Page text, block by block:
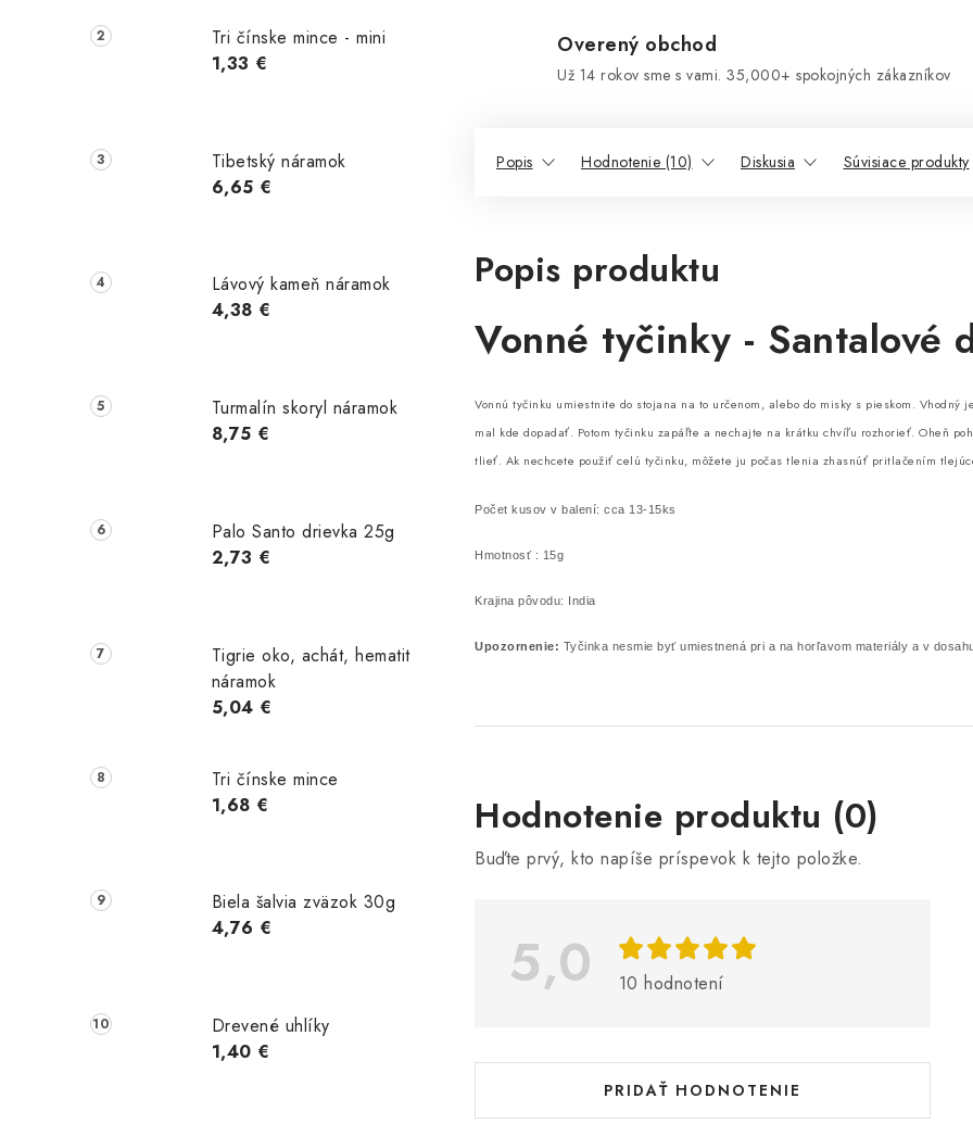
Tri čínske mince - mini
1,33 €
Tibetský náramok
6,65 €
Lávový kameň náramok
4,38 €
Turmalín skoryl náramok
8,75 €
Palo Santo drievka 25g
2,73 €
Tigrie oko, achát, hematit
náramok
5,04 €
Tri čínske mince
1,68 €
Biela šalvia zväzok 30g
4,76 €
Drevené uhlíky
1,40 €
Overený obchod
Už 14 rokov sme s vami. 35,000+ spokojných zákazníkov
Popis Hodnotenie (10) Diskusia Súvisiace produkty
Popis produktu
Vonné tyčinky - Santalové
Vonnú tyčinku umiestnite do stojana na to určenom, alebo do misky s pieskom. Vhodný
mal kde dopadať. Potom tyčinku zapáľte a nechajte na krátku chvíľu rozhorieť. Oheň
tlieť. Ak nechcete použiť celú tyčinku, môžete ju počas tlenia zhasnúť pritlačením
Počet kusov v balení: cca 13-15ks
Hmotnosť : 15g
Krajina pôvodu: India
Upozornenie: Tyčinka nesmie byť umiestnená pri a na horľavom materiály a v
Hodnotenie produktu (0)
Buďte prvý, kto napíše príspevok k tejto položke.
5,0 10 hodnotení
PRIDAŤ HODNOTENIE
V
ý
d